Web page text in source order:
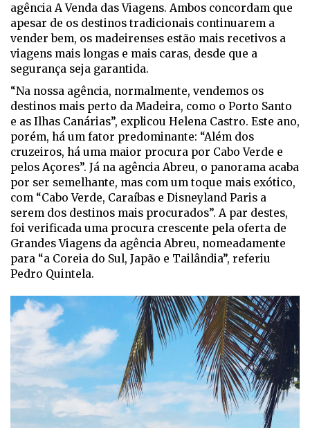
agência A Venda das Viagens. Ambos concordam que
apesar de os destinos tradicionais continuarem a
vender bem, os madeirenses estão mais recetivos a
viagens mais longas e mais caras, desde que a
segurança seja garantida.
“Na nossa agência, normalmente, vendemos os
destinos mais perto da Madeira, como o Porto Santo
e as Ilhas Canárias”, explicou Helena Castro. Este ano,
porém, há um fator predominante: “Além dos
cruzeiros, há uma maior procura por Cabo Verde e
pelos Açores”. Já na agência Abreu, o panorama acaba
por ser semelhante, mas com um toque mais exótico,
com “Cabo Verde, Caraíbas e Disneyland Paris a
serem dos destinos mais procurados”. A par destes,
foi verificada uma procura crescente pela oferta de
Grandes Viagens da agência Abreu, nomeadamente
para “a Coreia do Sul, Japão e Tailândia”, referiu
Pedro Quintela.